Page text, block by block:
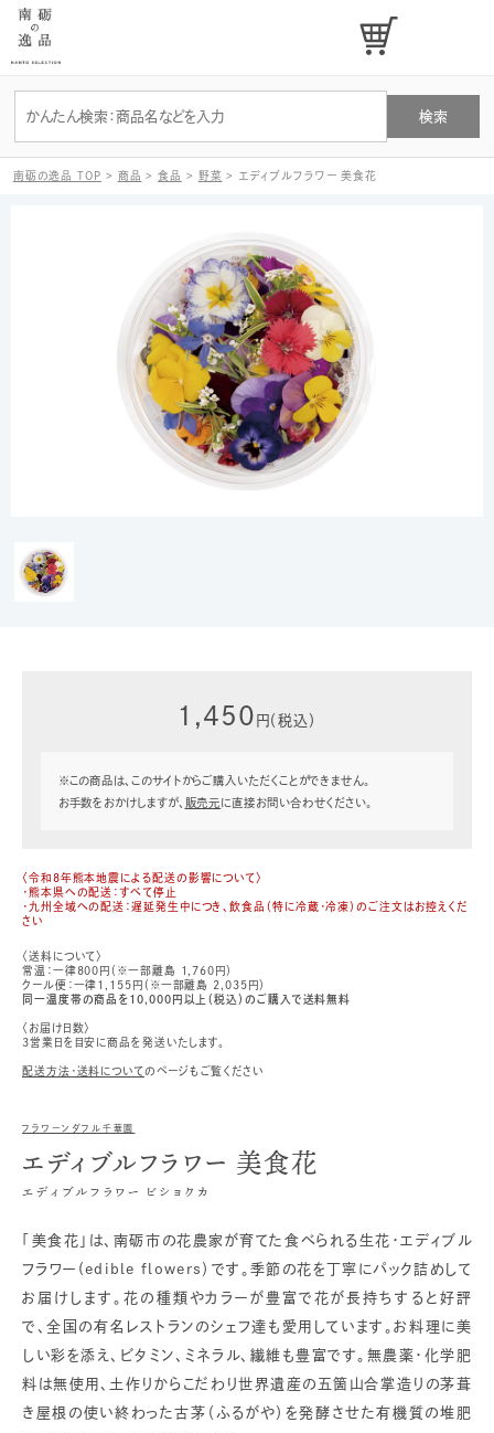
南砺の逸品 TOP > 商品 >食品 > 野菜 > エディブルフラワー 美食花
1,450 円（税込）
※この商品は、このサイトからご購入いただくことができません。
お手数をおかけしますが、
販売元 に直接お問い合わせください。
〈令和8年熊本地震による配送の影響について〉
・熊本県への配送：すべて停止
・九州全域への配送：遅延発生中につき、飲食品（特に冷蔵・冷凍）のご注文はお控えくだ
さい
〈送料について〉
常温：一律800円（※一部離島 1,760円）
クール便：一律1,155円（※一部離島 2,035円）
同一温度帯の商品を10,000円以上（税込）のご購入で送料無料
〈お届け日数〉
3営業日を目安に商品を発送いたします。
配送方法・送料についてのページもご覧ください
フラワーンダフル千華園
エディブルフラワー 美食花
エディブルフラワー ビショクカ
「美食花」は、南砺市の花農家が育てた食べられる生花・エディブル
フラワー(edible flowers）です。季節の花を丁寧にパック詰めして
お届けします。花の種類やカラーが豊富で花が長持ちすると好評
で、全国の有名レストランのシェフ達も愛用しています。お料理に美
しい彩を添え、ビタミン、ミネラル、繊維も豊富です。無農薬・化学肥
料は無使用、土作りからこだわり世界遺産の五箇山合掌造りの茅葺
き屋根の使い終わった古茅（ふるがや）を発酵させた有機質の堆肥